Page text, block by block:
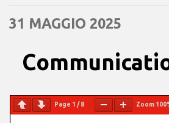
31 MAGGIO 2025
Page 1 /8 Zoom